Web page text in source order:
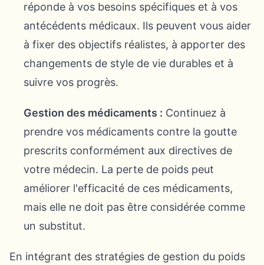
réponde à vos besoins spécifiques et à vos
antécédents médicaux. Ils peuvent vous aider
à fixer des objectifs réalistes, à apporter des
changements de style de vie durables et à
suivre vos progrès.
Gestion des médicaments : Continuez à
prendre vos médicaments contre la goutte
prescrits conformément aux directives de
votre médecin. La perte de poids peut
améliorer l'efficacité de ces médicaments,
mais elle ne doit pas être considérée comme
un substitut.
En intégrant des stratégies de gestion du poids